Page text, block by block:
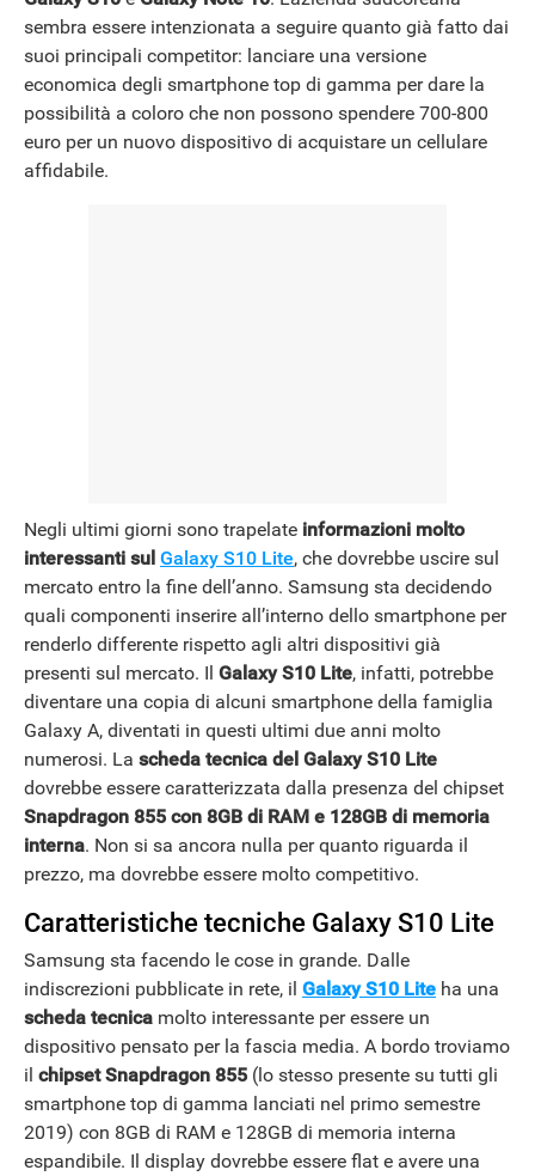
sembra essere intenzionata a seguire quanto già fatto dai
suoi principali competitor: lanciare una versione
economica degli smartphone top di gamma per dare la
possibilità a coloro che non possono spendere 700-800
euro per un nuovo dispositivo di acquistare un cellulare
affidabile.
Negli ultimi giorni sono trapelate informazioni molto
interessanti sul Galaxy S10 Lite, che dovrebbe uscire sul
mercato entro la fine dell’anno. Samsung sta decidendo
quali componenti inserire all’interno dello smartphone per
renderlo differente rispetto agli altri dispositivi già
presenti sul mercato. Il Galaxy S10 Lite, infatti, potrebbe
diventare una copia di alcuni smartphone della famiglia
Galaxy A, diventati in questi ultimi due anni molto
numerosi. La scheda tecnica del Galaxy S10 Lite
dovrebbe essere caratterizzata dalla presenza del chipset
Snapdragon 855 con 8GB di RAM e 128GB di memoria
interna. Non si sa ancora nulla per quanto riguarda il
prezzo, ma dovrebbe essere molto competitivo.
Caratteristiche tecniche Galaxy S10 Lite
Samsung sta facendo le cose in grande. Dalle
indiscrezioni pubblicate in rete, il Galaxy S10 Lite ha una
scheda tecnica molto interessante per essere un
dispositivo pensato per la fascia media. A bordo troviamo
il chipset Snapdragon 855 (lo stesso presente su tutti gli
smartphone top di gamma lanciati nel primo semestre
2019) con 8GB di RAM e 128GB di memoria interna
espandibile. Il display dovrebbe essere flat e avere una